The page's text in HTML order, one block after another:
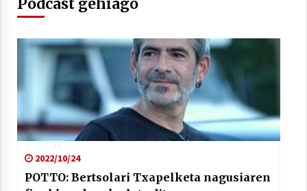
Podcast gehiago
2022/10/24
POTTO: Bertsolari Txapelketa nagusiaren